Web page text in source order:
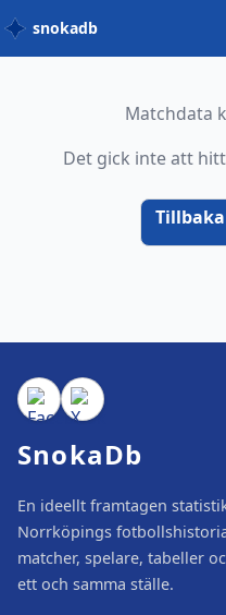
snokadb
Matchdata
Det gick inte att
SnokaDb
En ideellt framtagen
Norrköpings
matcher, spelare, tabeller
ett och samma ställe.